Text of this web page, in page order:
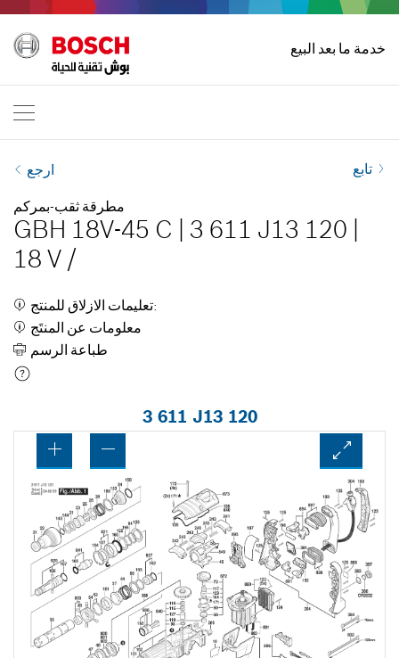
خدمة ما بعد البيع
الصفحة الرئيسية
أدوات بوش الكهربائية الاافية
FR | Français
RU | русский
AR | عربي
ارجع تابع
مطرقة ثقب-بمركم
GBH 18V-45 C 3 611 J13 120
18 V /
تعليمات الازلاق للمنتج:
معلومات عن المنتَج
طباعة الرسم
3 611 J13 120